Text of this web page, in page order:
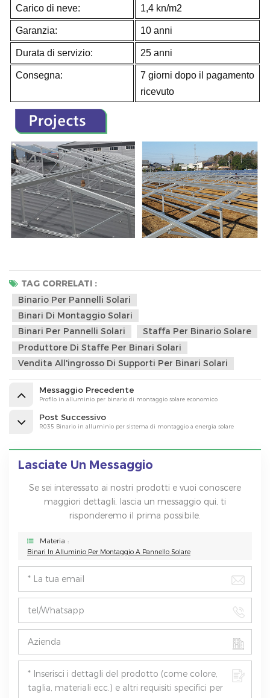
Carico di neve: 1,4 kn/m2
Garanzia: 10 anni
Durata di servizio: 25 anni
Consegna:
7 giorni dopo il pagamento
ricevuto
TAG CORRELATI :
Binario Per Pannelli Solari
Binari Di Montaggio Solari
Binari Per Pannelli Solari
Staffa Per Binario Solare
Produttore Di Staffe Per Binari Solari
Vendita All'ingrosso Di Supporti Per Binari Solari
Messaggio Precedente
Profilo in alluminio per binario di montaggio solare economico
Post Successivo
R035 Binario in alluminio per sistema di montaggio a energia solare
Lasciate Un Messaggio
Se sei interessato ai nostri prodotti e vuoi conoscere
maggiori dettagli, lascia un messaggio qui, ti
risponderemo il prima possibile.
Materia :
Binari In Alluminio Per Montaggio A Pannello Solare